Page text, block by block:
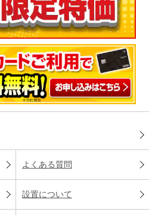
よくある質問
設置について